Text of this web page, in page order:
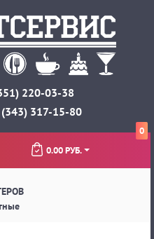
220-03-38
(343) 317-15-80
0
0.00 РУБ.